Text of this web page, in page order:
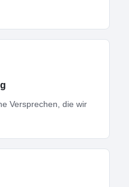
Versprechen, die wir